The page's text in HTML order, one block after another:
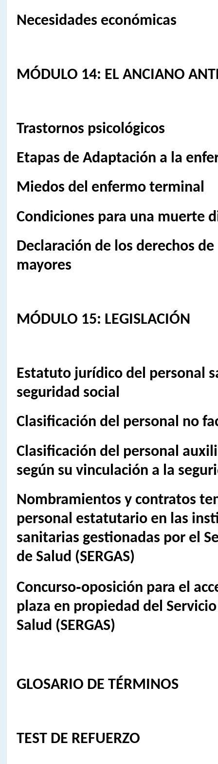
Necesidades económicas
MÓDULO 14: EL ANCIANO
Trastornos psicológicos
Etapas de Adaptación a la
Miedos del enfermo terminal
Condiciones para una muerte
Declaración de los derechos
mayores
MÓDULO 15: LEGISLACIÓN
Estatuto jurídico del personal
seguridad social
Clasificación del personal no
Clasificación del personal
según su vinculación a la
Nombramientos y contratos
personal estatutario en las
sanitarias gestionadas por el
de Salud (SERGAS)
Concurso‑oposición para el
plaza en propiedad del
Salud (SERGAS)
GLOSARIO DE TÉRMINOS
TEST DE REFUERZO